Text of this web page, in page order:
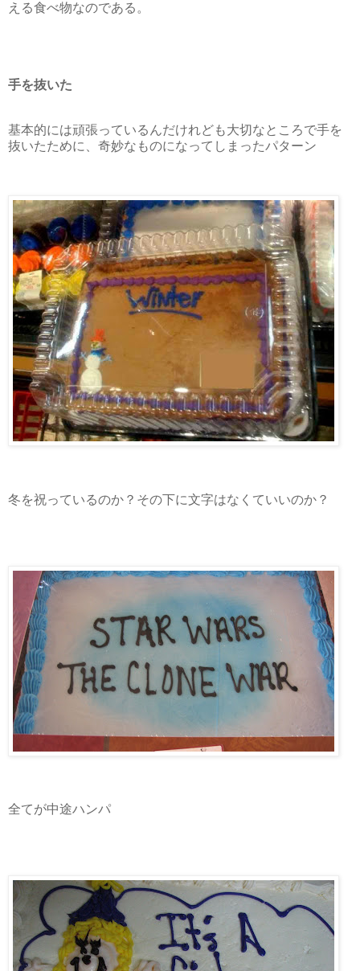
える食べ物なのである。
手を抜いた
基本的には頑張っているんだけれども大切なところで手を
抜いたために、奇妙なものになってしまったパターン
冬を祝っているのか？その下に文字はなくていいのか？
全てが中途ハンパ